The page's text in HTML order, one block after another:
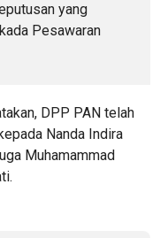
yang
Pesawaran
DPP PAN telah
Nanda Indira
Muhamammad